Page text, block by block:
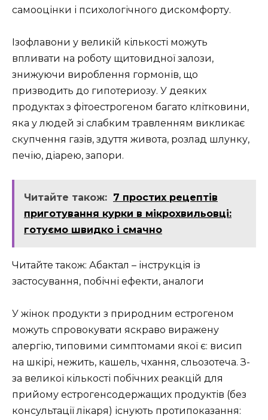
самооцінки і психологічного дискомфорту.
Ізофлавони у великій кількості можуть
впливати на роботу щитовидної залози,
знижуючи вироблення гормонів, що
призводить до гипотериозу. У деяких
продуктах з фітоестрогеном багато клітковини,
яка у людей зі слабким травленням викликає
скупчення газів, здуття живота, розлад шлунку,
печію, діарею, запори.
Читайте також: 7 простих рецептів
приготування курки в мікрохвильовці:
готуємо швидко і смачно
Читайте також: Абактал – інструкція із
застосування, побічні ефекти, аналоги
У жінок продукти з природним естрогеном
можуть спровокувати яскраво виражену
алергію, типовими симптомами якої є: висип
на шкірі, нежить, кашель, чхання, сльозотеча. З-
за великої кількості побічних реакцій для
прийому естрогенсодержащих продуктів (без
консультації лікаря) існують протипоказання: